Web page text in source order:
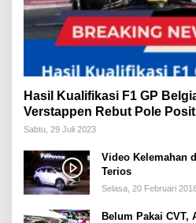
Hasil Kualifikasi F1 GP
Verstappen Rebut Pole
Sabtu, 29 Juli 2023
Video Kelemahan
Terios
Selasa, 20 Februari
Belum Pakai CVT,